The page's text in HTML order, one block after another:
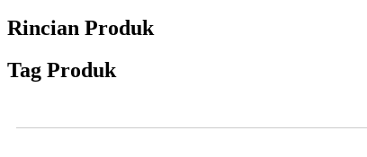
Rincian Produk
Tag Produk